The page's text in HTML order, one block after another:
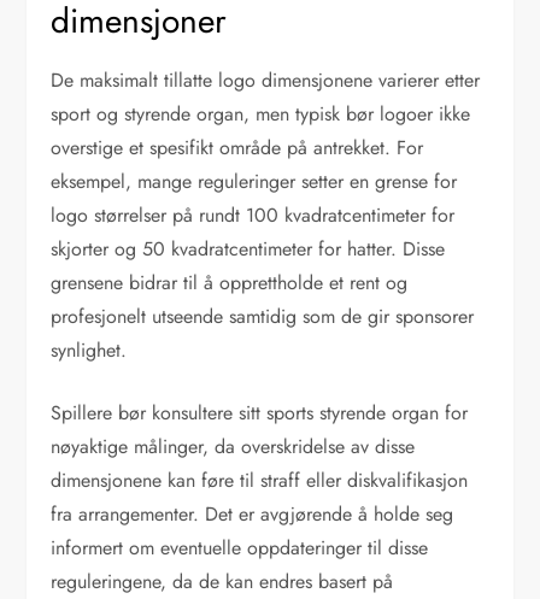
dimensjoner
De maksimalt tillatte logo dimensjonene varierer etter
sport og styrende organ, men typisk bør logoer ikke
overstige et spesifikt område på antrekket. For
eksempel, mange reguleringer setter en grense for
logo størrelser på rundt 100 kvadratcentimeter for
skjorter og 50 kvadratcentimeter for hatter. Disse
grensene bidrar til å opprettholde et rent og
profesjonelt utseende samtidig som de gir sponsorer
synlighet.
Spillere bør konsultere sitt sports styrende organ for
nøyaktige målinger, da overskridelse av disse
dimensjonene kan føre til straff eller diskvalifikasjon
fra arrangementer. Det er avgjørende å holde seg
informert om eventuelle oppdateringer til disse
reguleringene, da de kan endres basert på